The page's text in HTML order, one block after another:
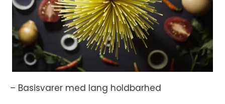
– Basisvarer med lang holdbarhed